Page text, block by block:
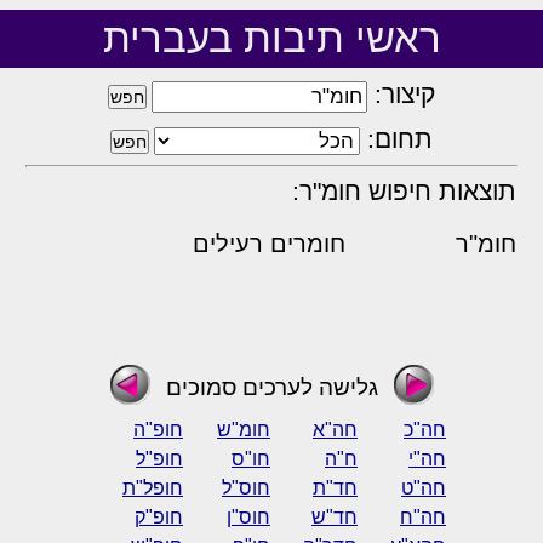
ראשי תיבות בעברית
קיצור:
תחום:
תוצאות חיפוש חומ"ר:
חומ"ר חומרים רעילים
גלישה לערכים סמוכים
חה"כ חה"א חומ"ש
חופ"ה
חה"י
ח"ה חו"ס
חופ"ל
חה"ט
חד"ת חוס"ל
חופל"ת
חה"ח
חד"ש חוס"ן
חופ"ק